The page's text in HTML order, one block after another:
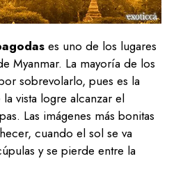
es uno de los lugares
Myanmar. La mayoría de los
sobrevolarlo, pues es la
vista logre alcanzar el
Las imágenes más bonitas
cuando el sol se va
y se pierde entre la